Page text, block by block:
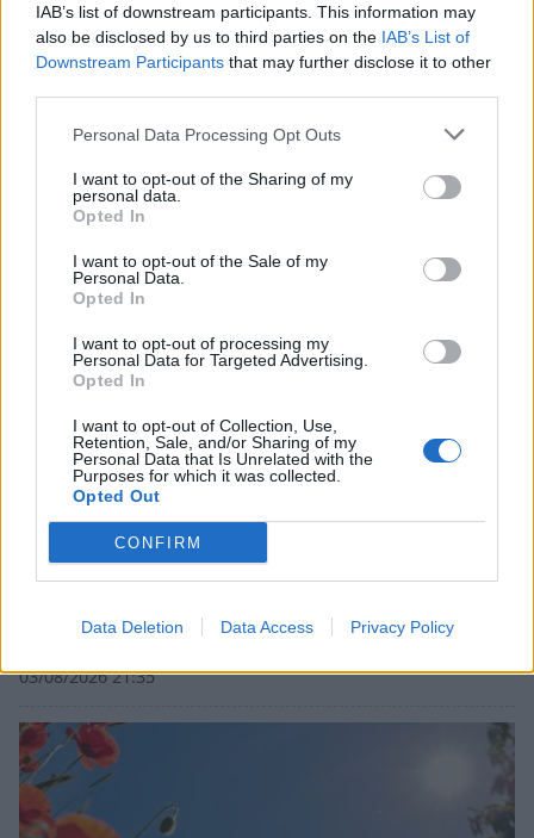
IAB’s list of downstream participants. This information may
also be disclosed by us to third parties on the IAB’s List of
Downstream Participants that may further disclose it to other
Personal Data Processing Opt Outs
I want to opt-out of the Sharing of my
personal data.
Opted In
I want to opt-out of the Sale of my
Personal Data.
Opted In
I want to opt-out of processing my
Personal Data for Targeted Advertising.
Opted In
I want to opt-out of Collection, Use,
Retention, Sale, and/or Sharing of my
Personal Data that Is Unrelated with the
Purposes for which it was collected.
Opted Out
CONFIRM
Data Deletion Data Access Privacy Policy
Ο καιρός στην Πελοπόννησο: Άνεμοι έως 5
μποφόρ και θερμοκρασίες έως 38 βαθμούς
Πελοπόννησος: Στους 39°C ο υδράργυρος την
03/08/2026 21:35